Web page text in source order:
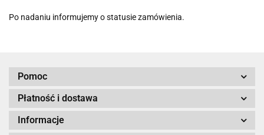
Po nadaniu informujemy o statusie zamówienia.
Pomoc
Płatność i dostawa
Informacje